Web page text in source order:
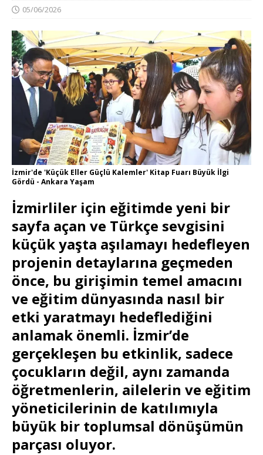
05/06/2026
İzmir'de 'Küçük Eller Güçlü Kalemler' Kitap Fuarı Büyük İlgi
Gördü - Ankara Yaşam
İzmirliler için eğitimde yeni bir
sayfa açan ve Türkçe sevgisini
küçük yaşta aşılamayı hedefleyen
projenin detaylarına geçmeden
önce, bu girişimin temel amacını
ve eğitim dünyasında nasıl bir
etki yaratmayı hedeflediğini
anlamak önemli. İzmir’de
gerçekleşen bu etkinlik, sadece
çocukların değil, aynı zamanda
öğretmenlerin, ailelerin ve eğitim
yöneticilerinin de katılımıyla
büyük bir toplumsal dönüşümün
parçası oluyor.